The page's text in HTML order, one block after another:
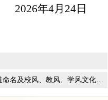
2026年4月24日
关于茅台学院主干道命名及校风、教风、学风文化理念征集活动的公告